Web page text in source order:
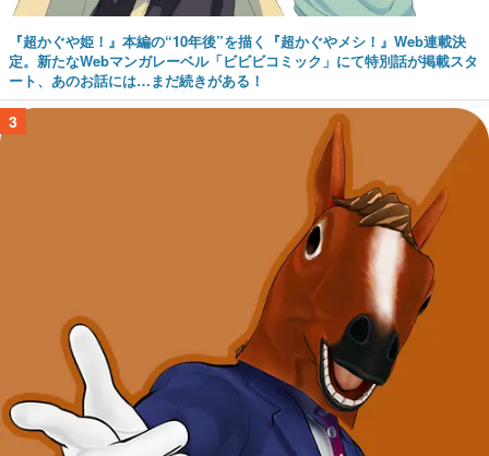
『超かぐや姫！』本編の“10年後”を描く『超かぐやメシ！』Web連載決
定。新たなWebマンガレーベル「ビビビコミック」にて特別話が掲載スタ
ート、あのお話には…まだ続きがある！
3